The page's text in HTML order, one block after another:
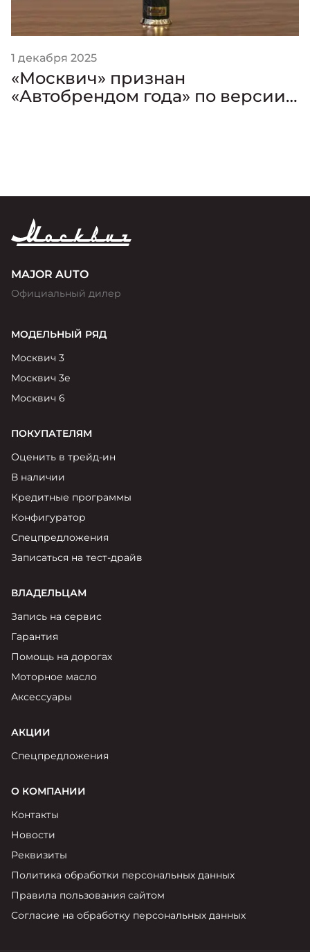
1 декабря 2025
«Москвич» признан
«Автобрендом года» по версии
MAJOR AUTO
Официальный дилер
МОДЕЛЬНЫЙ РЯД
Москвич 3
Москвич 3е
Москвич 6
ПОКУПАТЕЛЯМ
Оценить в трейд-ин
В наличии
Кредитные программы
Конфигуратор
Спецпредложения
Записаться на тест-драйв
ВЛАДЕЛЬЦАМ
Запись на сервис
Гарантия
Помощь на дорогах
Моторное масло
Аксессуары
АКЦИИ
Спецпредложения
О КОМПАНИИ
Контакты
Новости
Реквизиты
Политика обработки персональных данных
Правила пользования сайтом
Согласие на обработку персональных данных